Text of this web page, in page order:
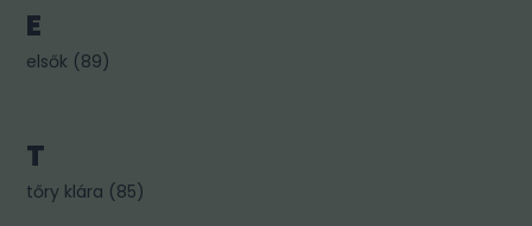
E
elsők (89)
T
tőry klára (85)